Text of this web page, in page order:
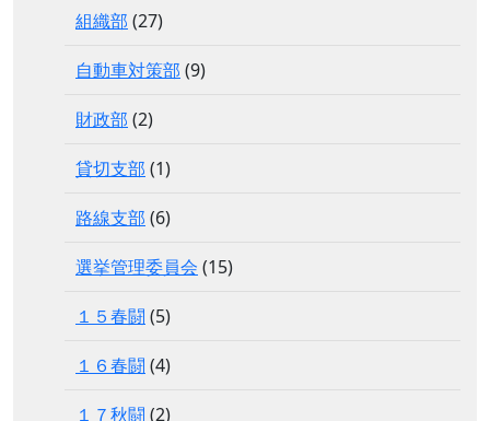
組織部 (27)
自動車対策部 (9)
財政部 (2)
貸切支部 (1)
路線支部 (6)
選挙管理委員会 (15)
１５春闘 (5)
１６春闘 (4)
１７秋闘 (2)